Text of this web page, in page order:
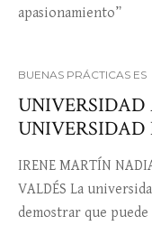
apasionamiento”
BUENAS PRÁCTICAS ES
UNIVERSIDAD
IRENE MARTÍN
VALDÉS La
demostrar que puede